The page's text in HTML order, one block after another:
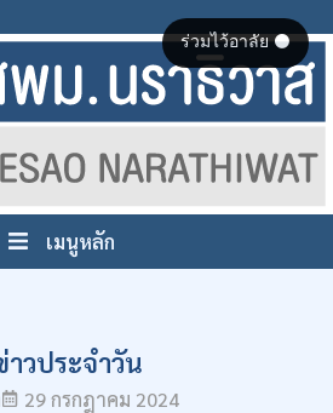
เมนูหลัก
าวประจำวัน
29 กรกฎาคม 2024
ร่วมไว้อาลัย ⚫